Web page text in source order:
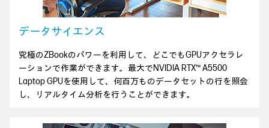
データサイエンス
究極のZBookのパワーを利用して、どこでもGPUアクセラレ
ーションで作業ができます。最大でNVIDIA RTX™ A5500
Laptop GPUを使用して、何百万ものデータセットの行を照会
し、リアルタイム分析を行うことができます。